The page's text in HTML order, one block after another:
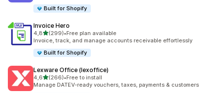
Built for Shopify
Invoice Hero
4,8/ 5 tähteä
(299)
299 arvostelua yhteensä
•Free plan available
Invoice, track, and manage accounts receivable effortlessly
Built for Shopify
Lexware Office (lexoffice)
4,6/ 5 tähteä
(266)
266 arvostelua yhteensä
•Free to install
Manage DATEV-ready vouchers, taxes, payments & customers